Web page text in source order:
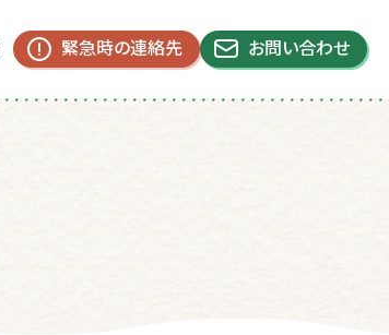
緊急時の連絡先 お問い合わせ